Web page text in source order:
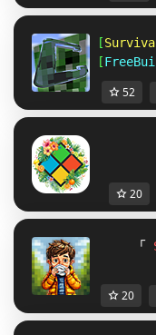
[
[
52
20
「
20